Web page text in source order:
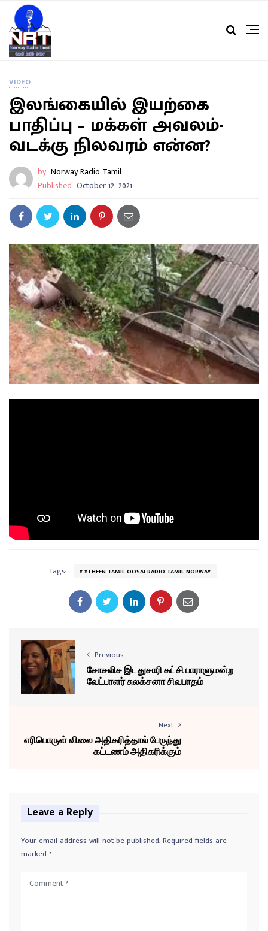
VIDEO
இலங்கையில் இயற்கை
பாதிப்பு – மக்கள் அவலம்-
வடக்கு நிலவரம் என்ன?
by Norway Radio Tamil
Published October 12, 2021
Tags: #THEEN TAMIL OOSAI RADIO TAMIL NORWAY
Previous
சோசலிச இடதுசாரி கட்சி பாராளுமன்ற
வேட்பாளர் சுலக்சனா சிவபாதம்
Next
எரிபொருள் விலை அதிகரித்தால் பேருந்து
கட்டணம் அதிகரிக்கும்
Leave a Reply
Your email address will not be published.Required fields are
marked *